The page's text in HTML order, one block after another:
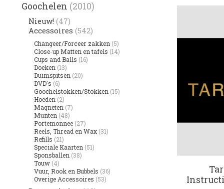
Goochelen (2010)
Nieuw! (47)
Accessoires (542)
Changeer/Forceer zakken (5)
Close-up Matten en tafels (14)
Cups and Balls (16)
Doeken (13)
Duimspitsen (20)
DVD's (6)
Goochelstokken/Stokken (15)
Hoeden (2)
Magneten (7)
Munten (48)
Portemonnee (27)
Reels, Thread en Wax (31)
Refills (21)
Speciale Kaarten (51)
Sponsballen (38)
Touw (4)
Vuur, Rook en Bubbels (36)
Overige Accessoires (53)